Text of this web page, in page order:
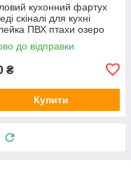
кухонний фартух
скіналі для кухні
ПВХ птахи озеро
Бежевий 600х2000
до відправки
₴
Купити